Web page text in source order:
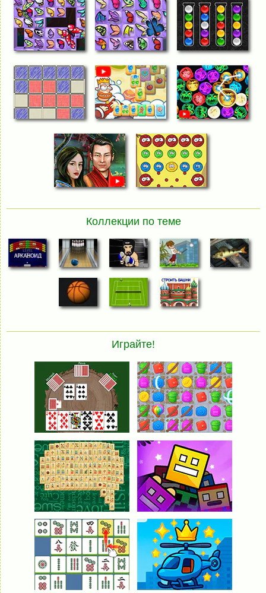
Коллекции по теме
Играйте!